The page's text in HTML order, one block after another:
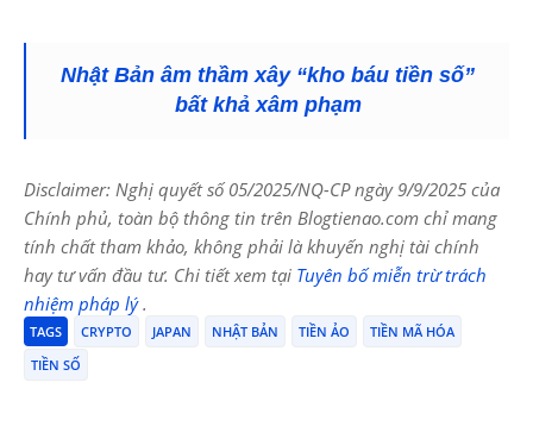
Nhật Bản âm thầm xây “kho báu tiền số”
bất khả xâm phạm
Disclaimer: Nghị quyết số 05/2025/NQ-CP ngày 9/9/2025 của
Chính phủ, toàn bộ thông tin trên Blogtienao.com chỉ mang
tính chất tham khảo, không phải là khuyến nghị tài chính
hay tư vấn đầu tư. Chi tiết xem tại Tuyên bố miễn trừ trách
nhiệm pháp lý.
TAGS CRYPTO JAPAN NHẬT BẢN TIỀN ẢO
TIỀN MÃ HÓA
TIỀN SỐ